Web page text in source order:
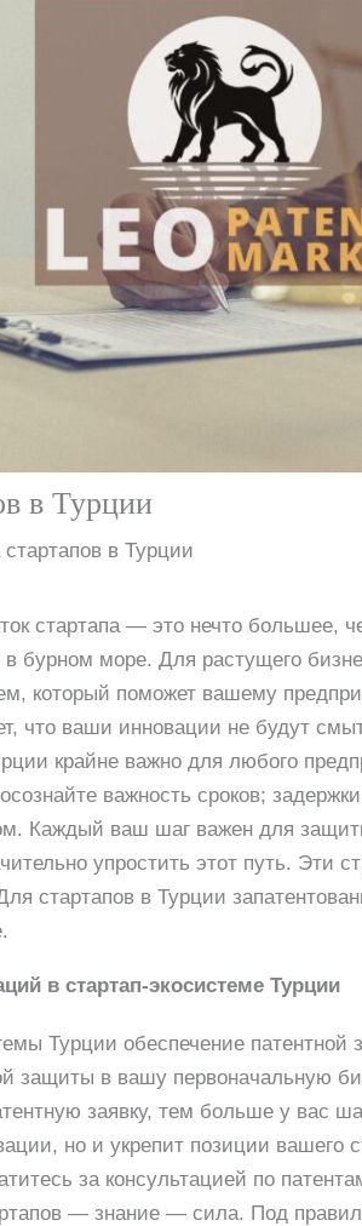
в Турции
в Турции
стартапа — это нечто большее,
бурном море. Для растущего
который поможет вашему
что ваши инновации не будут
крайне важно для любого
важность сроков;
Каждый ваш шаг важен для
упростить этот путь.
стартапов в Турции
в стартап-экосистеме Турции
Турции обеспечение
защиты в вашу первоначальную
заявку, тем больше у вас
но и укрепит позиции вашего
за консультацией по
— знание — сила. Под